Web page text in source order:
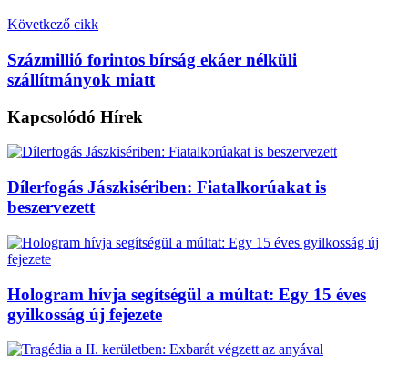
Következő cikk
Százmillió forintos bírság ekáer nélküli
szállítmányok miatt
Kapcsolódó Hírek
Dílerfogás Jászkisériben: Fiatalkorúakat is
beszervezett
Hologram hívja segítségül a múltat: Egy 15 éves
gyilkosság új fejezete